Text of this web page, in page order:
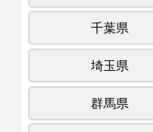
千葉県
埼玉県
群馬県